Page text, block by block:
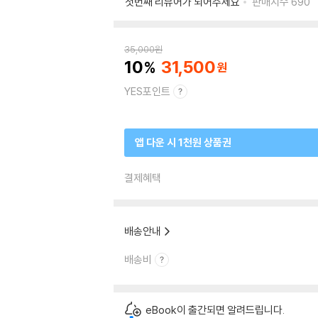
35,000원
10 31,500
YES포인트
앱 다운 시 1천원 상품권
결제혜택
배송안내
배송비
eBook이 출간되면 알려드립니다.